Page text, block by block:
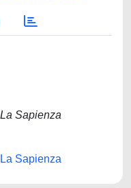
Sapienza
Sapienza